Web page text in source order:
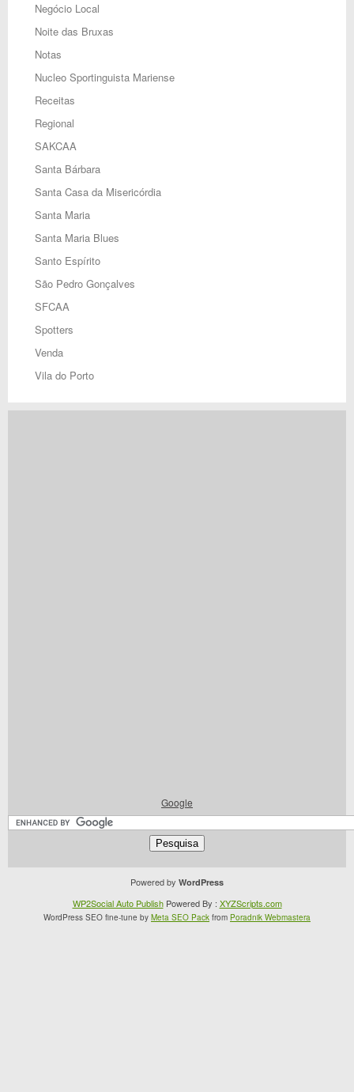
Negócio Local
Noite das Bruxas
Notas
Nucleo Sportinguista Mariense
Receitas
Regional
SAKCAA
Santa Bárbara
Santa Casa da Misericórdia
Santa Maria
Santa Maria Blues
Santo Espírito
São Pedro Gonçalves
SFCAA
Spotters
Venda
Vila do Porto
Google
Powered by WordPress
WP2Social Auto PublishPowered By : XYZScripts.com
WordPress SEO fine-tune by Meta SEO Pack from Poradnik Webmastera